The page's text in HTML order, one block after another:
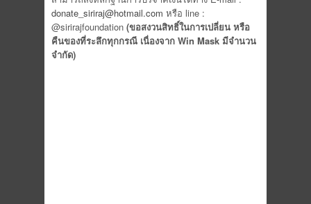
donate_siriraj@hotmail.com หรือ line :
@sirirajfoundation (ขอสงวนสิทธิ์ในการเปลี่ยน หรือ
คืนของที่ระลึกทุกกรณี เนื่องจาก Win Mask มีจำนวน
จำกัด)